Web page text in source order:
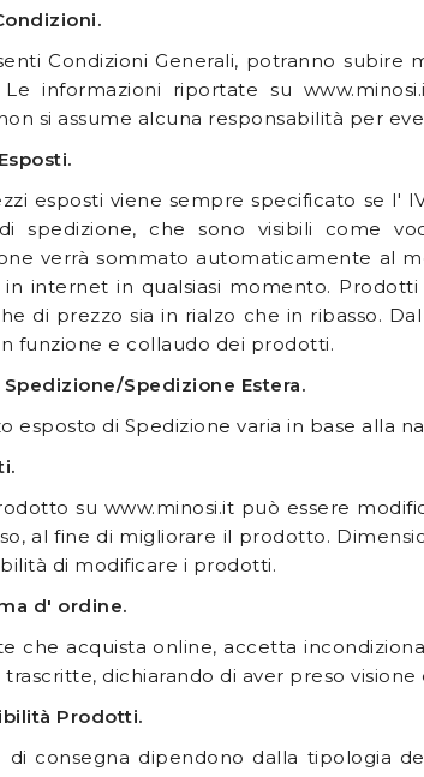
Condizioni Generali, potranno
Le informazioni riportate su
si assume alcuna responsabilità per
esposti viene sempre specificato se l'
spedizione, che sono visibili come
verrà sommato automaticamente al
in internet in qualsiasi momento.
di prezzo sia in rialzo che in ribasso.
funzione e collaudo dei prodotti.
Spedizione Estera.
esposto di Spedizione varia in base alla
su www.minosi.it può essere
al fine di migliorare il prodotto.
di modificare i prodotti.
d' ordine.
che acquista online, accetta
trascritte, dichiarando di aver preso
Prodotti.
di consegna dipendono dalla tipologia